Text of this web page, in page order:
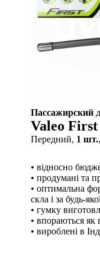
Пассажирский
Valeo First
Передний, 1 шт.,
• відносно
• продумані та
• оптимальна
скла і за будь-
• гумку
• впораються як
• вироблені в